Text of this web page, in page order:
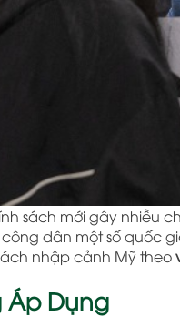
sách mới gây nhiều
dân một số quốc
nhập cảnh Mỹ theo
Áp Dụng